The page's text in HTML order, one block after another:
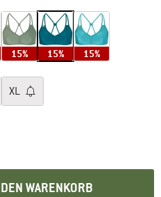
15% 15% 15%
XL
sich in einer Infobox und
WARENKORB